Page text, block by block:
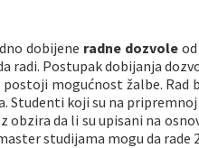
dobijene radne dozvole
radi. Postupak dobijanja
mogućnost žalbe.
Studenti koji su na
obzira da li su upisani na
studijama mogu da rade